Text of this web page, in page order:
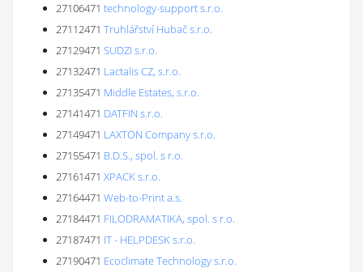
27106471 technology-support s.r.o.
27112471 Truhlářství Hubač s.r.o.
27129471 SUDZI s.r.o.
27132471 Lactalis CZ, s.r.o.
27135471 Middle Estates, s.r.o.
27141471 DATFIN s.r.o.
27149471 LAXTON Company s.r.o.
27155471 B.D.S., spol. s r.o.
27161471 XPACK s.r.o.
27164471 Web-to-Print a.s.
27184471 FILODRAMATIKA, spol. s r.o.
27187471 IT - HELPDESK s.r.o.
27190471 Ecoclimate Technology s.r.o.